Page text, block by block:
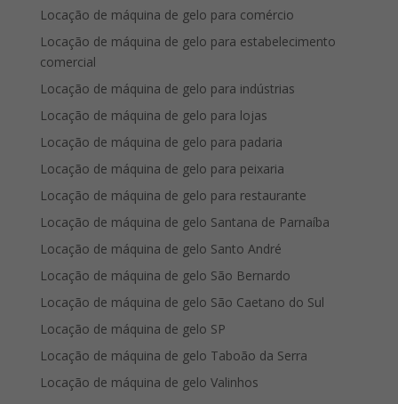
Locação de máquina de gelo para comércio
Locação de máquina de gelo para estabelecimento
comercial
Locação de máquina de gelo para indústrias
Locação de máquina de gelo para lojas
Locação de máquina de gelo para padaria
Locação de máquina de gelo para peixaria
Locação de máquina de gelo para restaurante
Locação de máquina de gelo Santana de Parnaíba
Locação de máquina de gelo Santo André
Locação de máquina de gelo São Bernardo
Locação de máquina de gelo São Caetano do Sul
Locação de máquina de gelo SP
Locação de máquina de gelo Taboão da Serra
Locação de máquina de gelo Valinhos